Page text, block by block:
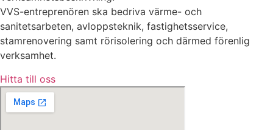
VVS-entreprenören ska bedriva värme- och
sanitetsarbeten, avloppsteknik, fastighetsservice,
stamrenovering samt rörisolering och därmed förenlig
verksamhet.
Hitta till oss